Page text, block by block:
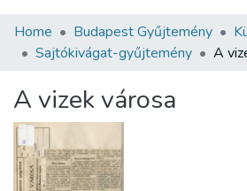
Communities & Collections
Statistics
About us
Home Budapest Gyűjtemény
Sajtókivágat-gyűjtemény
A
A vizek városa